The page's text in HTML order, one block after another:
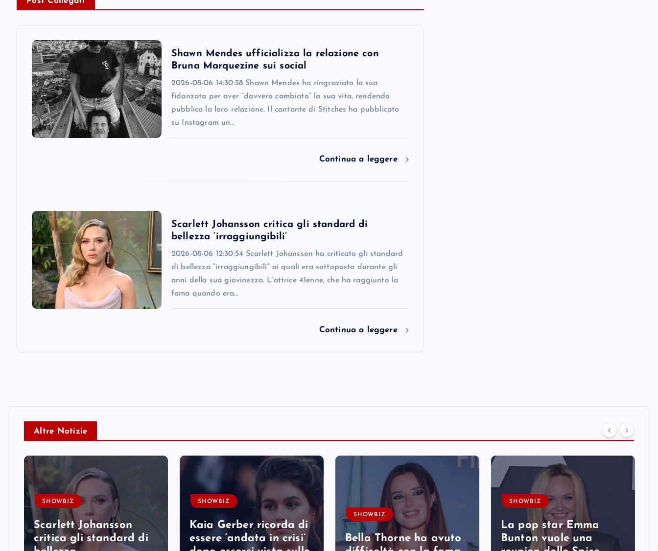
Shawn Mendes ufficializza la relazione con
Bruna Marquezine sui social
2026-08-06 14:30:58 Shawn Mendes ha ringraziato la sua
fidanzata per aver “davvero cambiato” la sua vita, rendendo
pubblica la loro relazione. Il cantante di Stitches ha pubblicato
su Instagram un…
Continua a leggere
Scarlett Johansson critica gli standard di
bellezza ‘irraggiungibili’
2026-08-06 12:30:54 Scarlett Johansson ha criticato gli standard
di bellezza “irraggiungibili” ai quali era sottoposta durante gli
anni della sua giovinezza. L’attrice 41enne, che ha raggiunto la
fama quando era…
Continua a leggere
Altre Notizie
SHOWBIZ
Scarlett Johansson
critica gli standard di
SHOWBIZ
Kaia Gerber ricorda di
essere ‘andata in crisi’
SHOWBIZ
Bella Thorne ha avuto
SHOWBIZ
La pop star Emma
Bunton vuole una